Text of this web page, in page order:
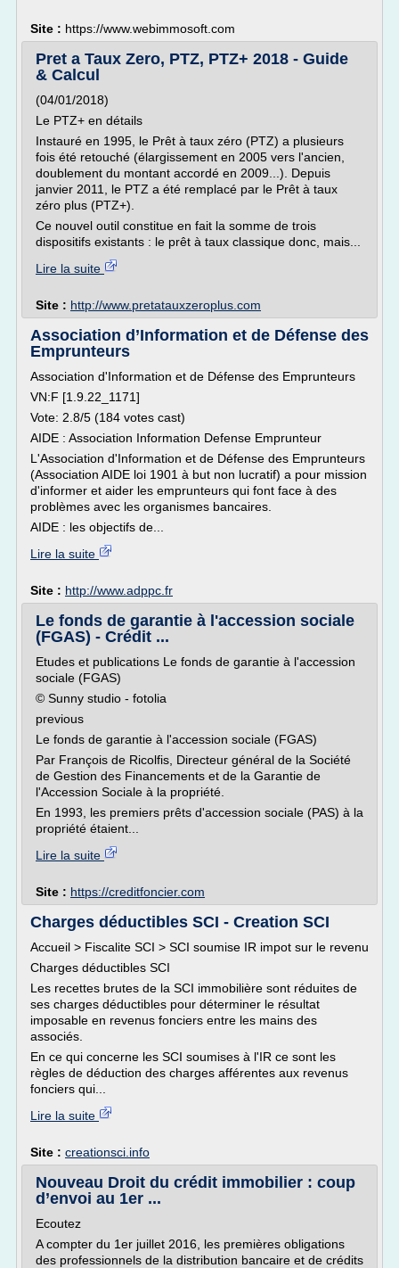
Site : https://www.webimmosoft.com
Pret a Taux Zero, PTZ, PTZ+ 2018 - Guide
& Calcul
(04/01/2018)
Le PTZ+ en détails
Instauré en 1995, le Prêt à taux zéro (PTZ) a plusieurs
fois été retouché (élargissement en 2005 vers l'ancien,
doublement du montant accordé en 2009...). Depuis
janvier 2011, le PTZ a été remplacé par le Prêt à taux
zéro plus (PTZ+).
Ce nouvel outil constitue en fait la somme de trois
dispositifs existants : le prêt à taux classique donc, mais...
Lire la suite
Site : http://www.pretatauxzeroplus.com
Association d’Information et de Défense des
Emprunteurs
Association d'Information et de Défense des Emprunteurs
VN:F [1.9.22_1171]
Vote: 2.8/5 (184 votes cast)
AIDE : Association Information Defense Emprunteur
L'Association d'Information et de Défense des Emprunteurs
(Association AIDE loi 1901 à but non lucratif) a pour mission
d'informer et aider les emprunteurs qui font face à des
problèmes avec les organismes bancaires.
AIDE : les objectifs de...
Lire la suite
Site : http://www.adppc.fr
Le fonds de garantie à l'accession sociale
(FGAS) - Crédit ...
Etudes et publications Le fonds de garantie à l'accession
sociale (FGAS)
© Sunny studio - fotolia
previous
Le fonds de garantie à l'accession sociale (FGAS)
Par François de Ricolfis, Directeur général de la Société
de Gestion des Financements et de la Garantie de
l'Accession Sociale à la propriété.
En 1993, les premiers prêts d'accession sociale (PAS) à la
propriété étaient...
Lire la suite
Site : https://creditfoncier.com
Charges déductibles SCI - Creation SCI
Accueil > Fiscalite SCI > SCI soumise IR impot sur le revenu
Charges déductibles SCI
Les recettes brutes de la SCI immobilière sont réduites de
ses charges déductibles pour déterminer le résultat
imposable en revenus fonciers entre les mains des
associés.
En ce qui concerne les SCI soumises à l'IR ce sont les
règles de déduction des charges afférentes aux revenus
fonciers qui...
Lire la suite
Site : creationsci.info
Nouveau Droit du crédit immobilier : coup
d’envoi au 1er ...
Ecoutez
A compter du 1er juillet 2016, les premières obligations
des professionnels de la distribution bancaire et de crédits